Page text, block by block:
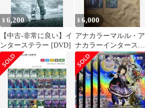
¥6,200
【中古-非常に良い】イ
ンターステラー [DVD]
¥6,000
アナカラーマルル・ア
ナカラーインターステ
ラ